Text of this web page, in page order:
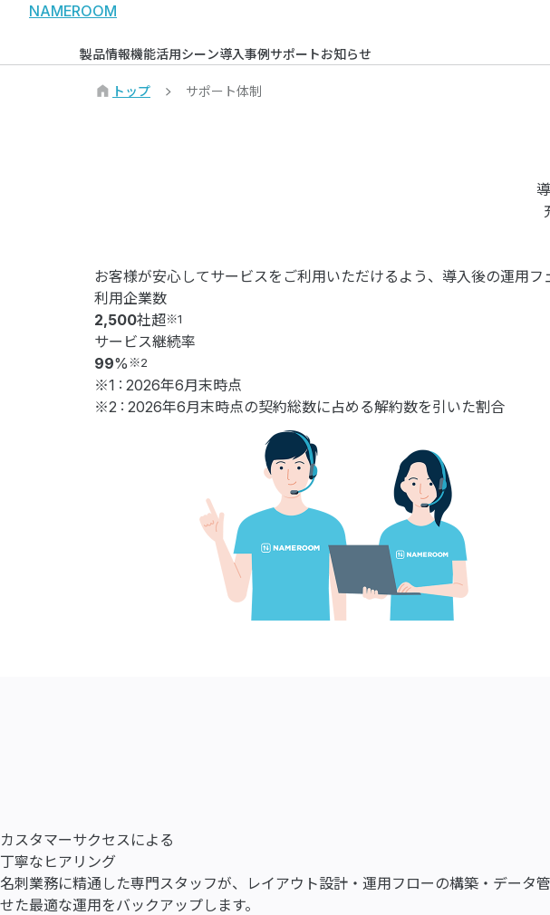
NAMEROOM
製品情報機能活用シーン導入事例サポートお知らせ
トップ サポート体制
お客様が安心してサービスをご利用いただけるよう、導入後の運用フ
利用企業数
2,500社超※1
サービス継続率
99% ※2
※1 : 2026年6月末時点
※2 : 2026年6月末時点の契約総数に占める解約数を引いた割合
カスタマーサクセスによる
丁寧なヒアリング
名刺業務に精通した専門スタッフが、レイアウト設計・運用フローの構築・デー
せた最適な運用をバックアップします。